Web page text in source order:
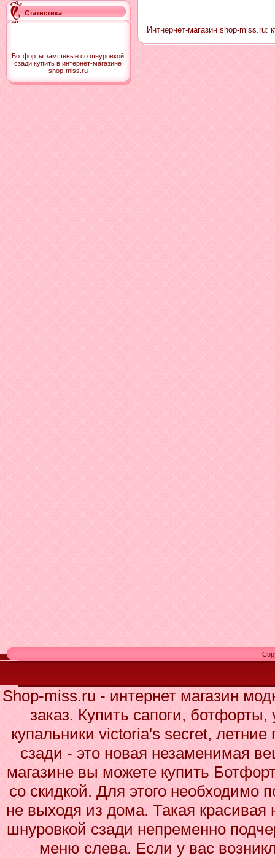
Статистика
Ботфорты замшевые со шнуровкой
сзади купить в интернет-магазине
shop-miss.ru
Интнернет-магазин shop-miss.ru:
Shop-miss.ru - интернет магазин
заказ. Купить сапоги,
купальники victoria's secret,
сзади - это новая незаменимая
магазине вы можете купить
со скидкой. Для этого необходимо
не выходя из дома. Такая
шнуровкой сзади непременно
меню слева. Если у вас